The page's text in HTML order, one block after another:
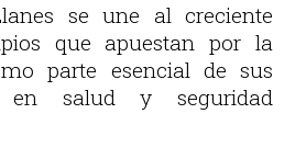
se une al creciente
que apuestan por la
parte esencial de sus
en salud y seguridad